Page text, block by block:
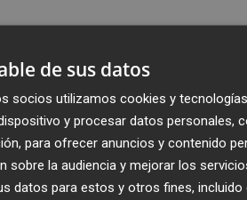
de sus datos
socios utilizamos cookies y
y procesar datos personales,
para ofrecer anuncios y contenido
sobre la audiencia y mejorar los
datos para estos y otros fines,